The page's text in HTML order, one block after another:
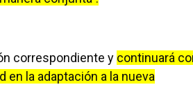
correspondiente y continuará
la adaptación a la nueva